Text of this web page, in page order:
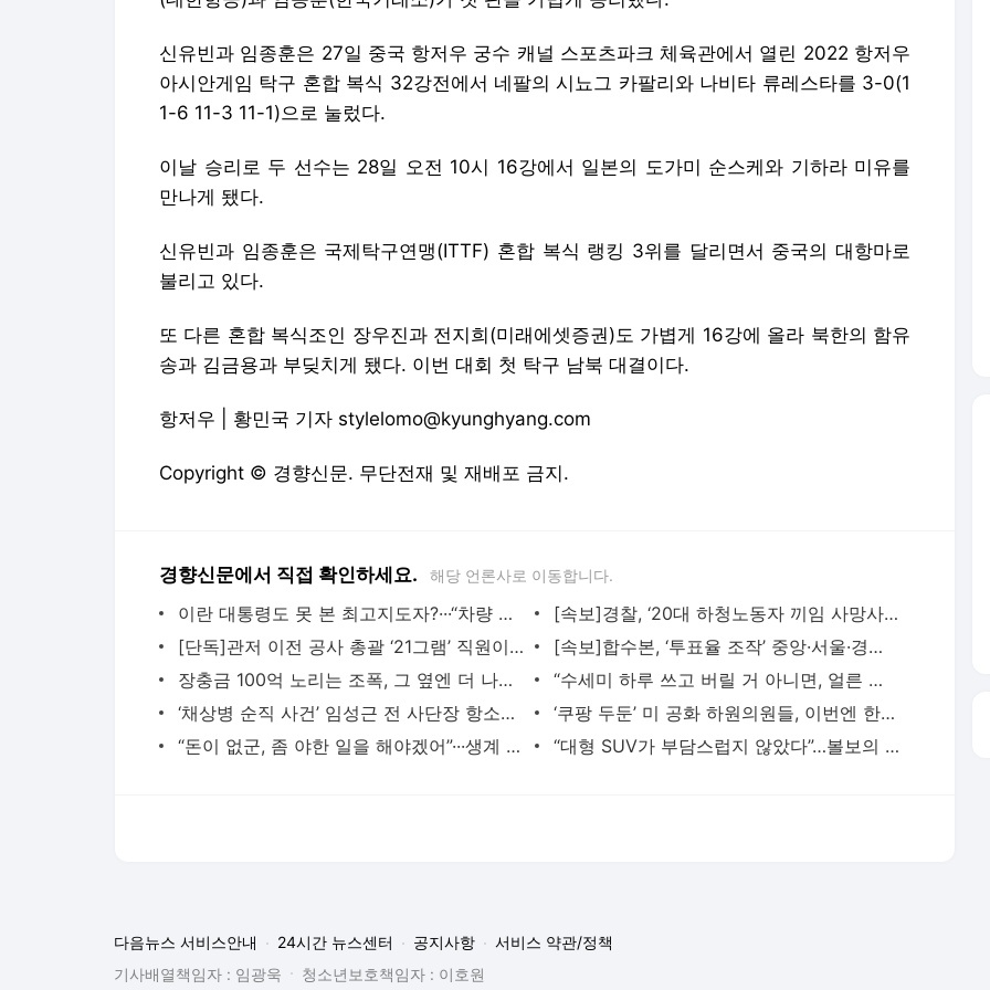
신유빈과 임종훈은 27일 중국 항저우 궁수 캐널 스포츠파크 체육관에서 열린 2022 항저우
아시안게임 탁구 혼합 복식 32강전에서 네팔의 시뇨그 카팔리와 나비타 류레스타를 3-0(1
1-6 11-3 11-1)으로 눌렀다.
이날 승리로 두 선수는 28일 오전 10시 16강에서 일본의 도가미 순스케와 기하라 미유를
만나게 됐다.
신유빈과 임종훈은 국제탁구연맹(ITTF) 혼합 복식 랭킹 3위를 달리면서 중국의 대항마로
불리고 있다.
또 다른 혼합 복식조인 장우진과 전지희(미래에셋증권)도 가볍게 16강에 올라 북한의 함유
송과 김금용과 부딪치게 됐다. 이번 대회 첫 탁구 남북 대결이다.
항저우 | 황민국 기자 stylelomo@kyunghyang.com
Copyright © 경향신문. 무단전재 및 재배포 금지.
경향신문에서 직접 확인하세요. 해당 언론사로 이동합니다.
이란 대통령도 못 본 최고지도자?···“차량 뒷좌석서 이뤄진 은밀한 만남, 얼굴도 못 보고 악수
[속보]경찰, ‘20대 하청노동자 끼임 사망사고’ HL만도 평택공장 압수수색
[단독]관저 이전 공사 총괄 ‘21그램’ 직원이 “윗선 덕에 감사원 출석 안 했다”···종합특검
[속보]합수본, ‘투표율 조작’ 중앙·서울·경기·충북 선관위 전방위 압수수색
장충금 100억 노리는 조폭, 그 옆엔 더 나쁜 경찰···‘악인 코믹극’이 뜬다
“수세미 하루 쓰고 버릴 거 아니면, 얼른 말려라” ··· 설거지하고 방치하면 ‘식중독 온상’
‘채상병 순직 사건’ 임성근 전 사단장 항소심 오늘 선고…1심은 징역 3년
‘쿠팡 두둔’ 미 공화 하원의원들, 이번엔 한국 정부에 정통망법 압박 서한
“돈이 없군, 좀 야한 일을 해야겠어”···생계 위기에 성인 플랫폼 ‘온리팬스’ 뛰어든 ‘다
“대형 SUV가 부담스럽지 않았다”…볼보의 야심작 ‘EX90’ 타보니
다음뉴스 서비스안내 24시간 뉴스센터 공지사항
서비스 약관/정책
기사배열책임자 : 임광욱
청소년보호책임자 : 이호원